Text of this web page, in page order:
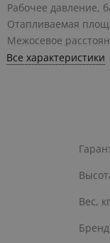
Рабочее давление,
Отапливаемая
Межосевое
Все характеристики
Вес, кг
Бренд